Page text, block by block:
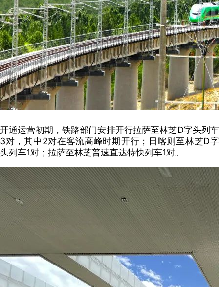
开通运营初期，铁路部门安排开行拉萨至林芝D字头列车
3对，其中2对在客流高峰时期开行；日喀则至林芝D字
头列车1对；拉萨至林芝普速直达特快列车1对。